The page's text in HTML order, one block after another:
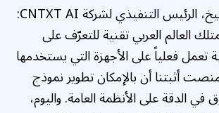
وقال محمد أبو شيخ، الرئيس التنفيذي لشركة CNTXT AI:
العالم العربي تقنية للتعرّف على
تعمل فعلياً على الأجهزة التي يستخدمها
أثبتنا أن بالإمكان تطوير نموذج
في الدقة على الأنظمة العامة. واليوم،